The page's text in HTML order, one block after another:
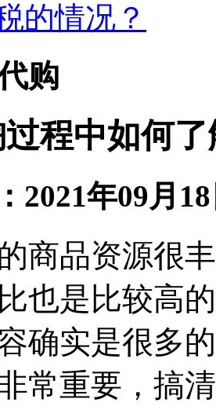
的情况？
购
程中如何
2021年09月
商品资源很
也是比较高
确实是很多
常重要，搞